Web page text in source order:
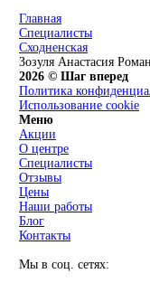
Главная
Специалисты
Сходненская
Зозуля Анастасия
2026 © Шаг вперед
Политика
Использование cookie
Меню
Акции
О центре
Специалисты
Отзывы
Цены
Наши работы
Блог
Контакты
Мы в соц. сетях: